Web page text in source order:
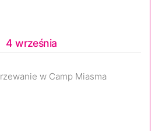
4 września
w Camp Miasma